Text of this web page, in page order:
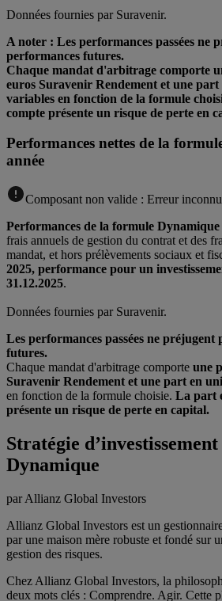
Données fournies par Suravenir.
A noter : Les performances passées ne
performances futures.
Chaque mandat d'arbitrage comporte
euros Suravenir Rendement et une part
variables en fonction de la formule
compte présente un risque de perte en
Performances nettes de la
année
Composant non valide : Erreur
Performances de la formule
frais annuels de gestion du contrat et des
mandat, et hors prélèvements sociaux et
2025, performance pour un
31.12.2025.
Données fournies par Suravenir.
Les performances passées ne préjugent
futures.
Chaque mandat d'arbitrage comporte une
Suravenir Rendement et une part en
en fonction de la formule choisie. La part
présente un risque de perte en capital.
Stratégie
Dynamique
par Allianz Global Investors
Allianz Global Investors est un
par une maison mère robuste et fondé sur
gestion des risques.
Chez Allianz Global Investors, la
deux mots clés : Comprendre. Agir. Cette